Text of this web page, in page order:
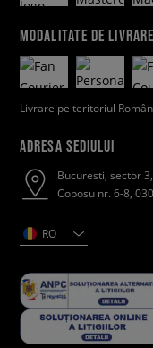
MODALITATE DE LIVRARE
Livrare pe teritoriul
ADRESA SEDIULUI
Bucuresti, sector
Coposu nr. 6-8,
RO